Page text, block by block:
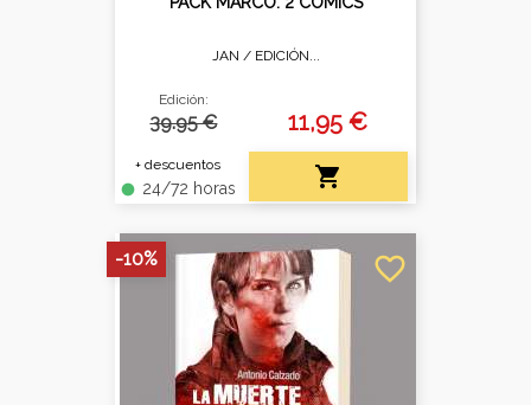
JAN / EDICIÓN...
Edición:
39.95 €
+ descuentos
fiber_manual_record 24/72 horas
11,95 €

favorite_border
-10%